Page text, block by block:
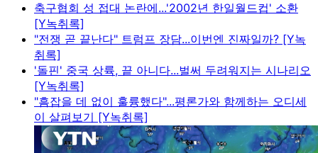
축구협회 성 접대 논란에...'2002년 한일월드컵' 소환
[Y녹취록]
"전쟁 곧 끝난다" 트럼프 장담...이번엔 진짜일까? [Y녹
취록]
'돌핀' 중국 상륙, 끝 아니다...벌써 두려워지는 시나리오
[Y녹취록]
"흠잡을 데 없이 훌륭했다"...평론가와 함께하는 오디세
이 살펴보기 [Y녹취록]